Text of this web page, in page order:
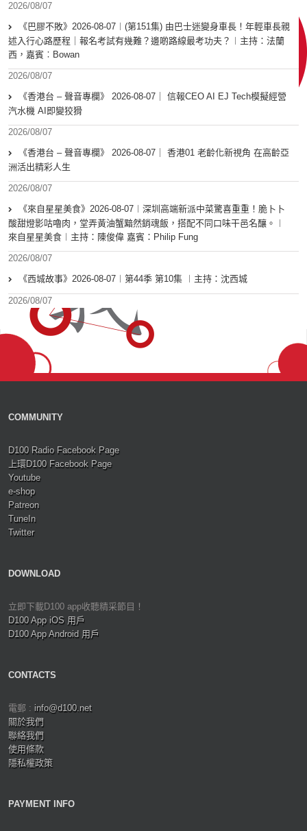
2026/08/07
《巴膠不敗》2026-08-07︱(第151集) 由巴士迷變身車長！年輕車長親
述入行心路歷程｜報名考試有幾難？邊啲路線最考功夫？︱主持：法蘭
西，嘉賓︰Bowan
2026/08/07
《香港台 – 聲音專欄》 2026-08-07｜ 信報CEO AI EJ Tech模擬經營
汽水機 AI即變狡猾
2026/08/07
《香港台 – 聲音專欄》 2026-08-07｜ 香港01 老齡化新視角 在高齡亞
洲活出精彩人生
2026/08/07
《來自星星美食》2026-08-07︱深圳高端新派中菜驚喜重重！脆卜卜
酸甜燈影咕嚕肉，堂弄黃油蟹黯然銷魂飯，搭配不同口味干邑名釀。︱
來自星星美食︱主持：陳俊偉 嘉賓：Philip Fung
2026/08/07
《西城故事》2026-08-07︱第44季 第10集 ︱主持：沈西城
2026/08/07
COMMUNITY
D100 Radio Facebook Page
上環D100 Facebook Page
Youtube
e-shop
Patreon
TuneIn
Twitter
DOWNLOAD
立即下載D100 app收聽精采節目！
D100 App iOS 用戶
D100 App Android 用戶
CONTACTS
電郵 : info@d100.net
關於我們
聯絡我們
使用條款
隱私權政策
PAYMENT INFO